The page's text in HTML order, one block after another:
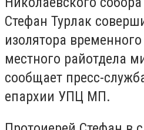
Стефан Турлак
изолятора
местного райотдела
сообщает пресс-
епархии УПЦ МП.